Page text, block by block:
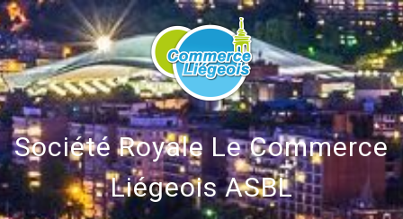
Société Royale Le Commerce
Liégeois ASBL